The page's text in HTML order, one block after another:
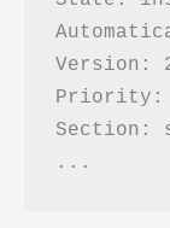
Version:
Priority:
Section: